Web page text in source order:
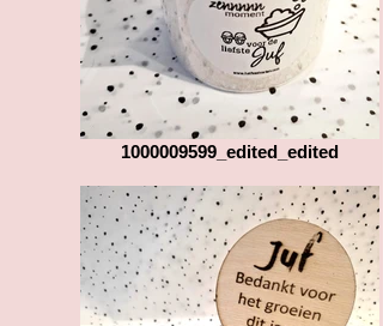
1000009599_edited_edited